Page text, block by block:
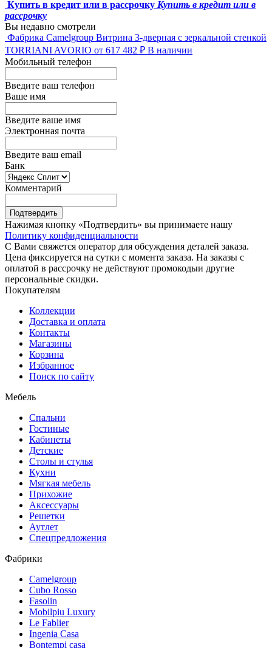
Купить в кредит или в рассрочку Купить в кредит или в
рассрочку
Вы недавно смотрели
Фабрика Camelgroup Витрина 3-дверная с зеркальной стенкой
TORRIANI AVORIO от 617 482 ₽ В наличии
Мобильный телефон
Введите ваш телефон
Ваше имя
Введите ваше имя
Электронная почта
Введите ваш email
Банк
Комментарий
Подтвердить
Нажимая кнопку «Подтвердить» вы принимаете нашу
Политику конфиденциальности
С Вами свяжется оператор для обсуждения деталей заказа.
Цена фиксируется на сутки с момента заказа. На заказы с
оплатой в рассрочку не действуют промокодыи другие
персональные скидки.
Покупателям
Коллекции
Доставка и оплата
Контакты
Магазины
Корзина
Избранное
Поиск по сайту
Мебель
Спальни
Гостиные
Кабинеты
Детские
Столы и стулья
Кухни
Мягкая мебель
Прихожие
Аксессуары
Решетки
Аутлет
Спецпредложения
Фабрики
Camelgroup
Cubo Rosso
Fasolin
Mobilpiu Luxury
Le Fablier
Ingenia Casa
Bontempi casa